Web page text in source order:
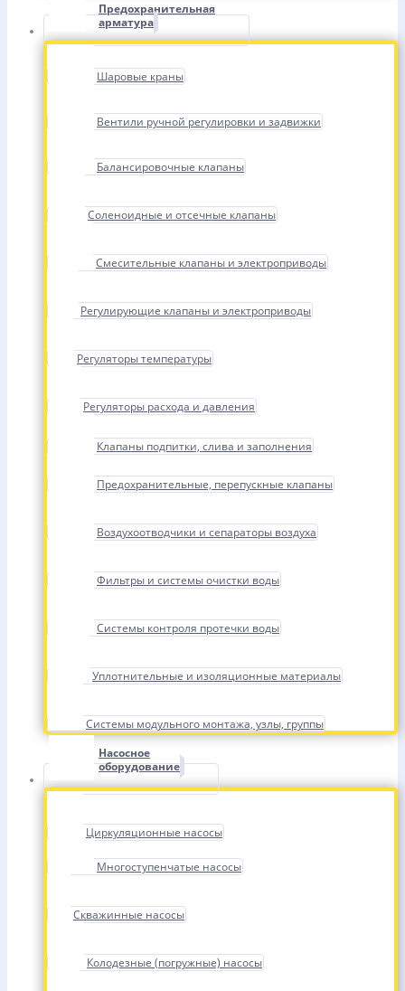
Предохранительная
арматура
Шаровые краны
Вентили ручной регулировки и задвижки
Балансировочные клапаны
Соленоидные и отсечные клапаны
Смесительные клапаны и электроприводы
Регулирующие клапаны и электроприводы
Регуляторы температуры
Регуляторы расхода и давления
Клапаны подпитки, слива и заполнения
Предохранительные, перепускные клапаны
Воздухоотводчики и сепараторы воздуха
Фильтры и системы очистки воды
Системы контроля протечки воды
Уплотнительные и изоляционные материалы
Системы модульного монтажа, узлы, группы
Насосное
оборудование
Циркуляционные насосы
Многоступенчатые насосы
Скважинные насосы
Колодезные (погружные) насосы